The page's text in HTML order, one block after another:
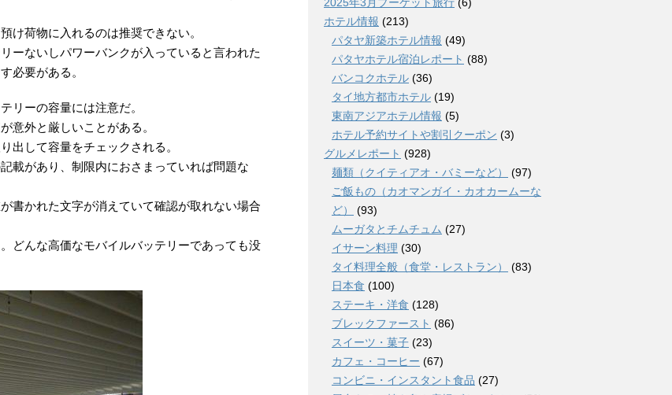
け荷物に入れるのは推奨できない。
ーないしパワーバンクが入っていると言われた
必要がある。
リーの容量には注意だ。
意外と厳しいことがある。
出して容量をチェックされる。
載があり、制限内におさまっていれば問題な
書かれた文字が消えていて確認が取れない場合
どんな高価なモバイルバッテリーであっても没
ホテル情報 (213)
パタヤ新築ホテル情報 (49)
パタヤホテル宿泊レポート (88)
バンコクホテル (36)
タイ地方都市ホテル (19)
東南アジアホテル情報 (5)
ホテル予約サイトや割引クーポン (3)
グルメレポート (928)
麺類（クイティアオ・バミーなど）
(97)
ご飯もの（カオマンガイ・カオカームーな
ど）
(93)
ムーガタとチムチュム (27)
イサーン料理 (30)
タイ料理全般（食堂・レストラン）
(83)
日本食 (100)
ステーキ・洋食 (128)
ブレックファースト (86)
スイーツ・菓子 (23)
カフェ・コーヒー (67)
コンビニ・インスタント食品 (27)